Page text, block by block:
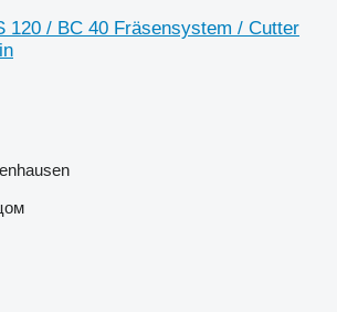
120 / BC 40 Fräsensystem / Cutter